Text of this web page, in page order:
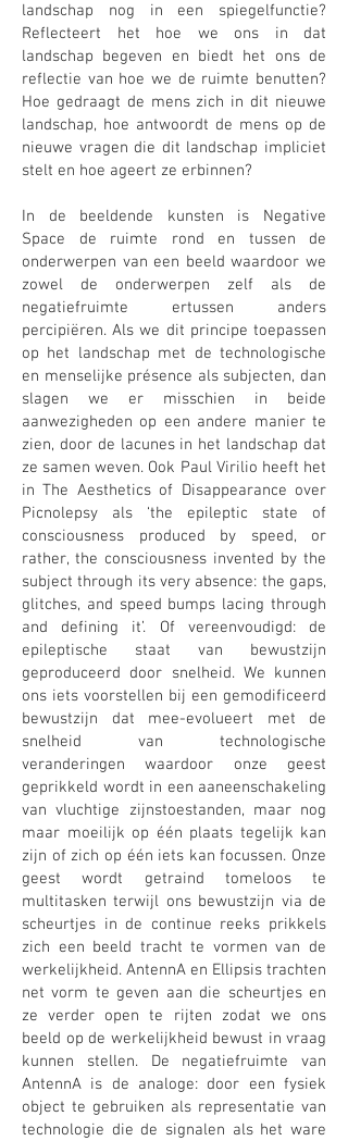
landschap nog in een spiegelfunctie?
Reflecteert het hoe we ons in dat
landschap begeven en biedt het ons de
reflectie van hoe we de ruimte benutten?
Hoe gedraagt de mens zich in dit nieuwe
landschap, hoe antwoordt de mens op de
nieuwe vragen die dit landschap impliciet
stelt en hoe ageert ze erbinnen?
In de beeldende kunsten is Negative
Space de ruimte rond en tussen de
onderwerpen van een beeld waardoor we
zowel de onderwerpen zelf als de
negatiefruimte ertussen anders
percipiëren. Als we dit principe toepassen
op het landschap met de technologische
en menselijke présence als subjecten, dan
slagen we er misschien in beide
aanwezigheden op een andere manier te
zien, door de lacunes in het landschap dat
ze samen weven. Ook Paul Virilio heeft het
in The Aesthetics of Disappearance over
Picnolepsy als ‘the epileptic state of
consciousness produced by speed, or
rather, the consciousness invented by the
subject through its very absence: the gaps,
glitches, and speed bumps lacing through
and defining it’. Of vereenvoudigd: de
epileptische staat van bewustzijn
geproduceerd door snelheid. We kunnen
ons iets voorstellen bij een gemodificeerd
bewustzijn dat mee-evolueert met de
snelheid van technologische
veranderingen waardoor onze geest
geprikkeld wordt in een aaneenschakeling
van vluchtige zijnstoestanden, maar nog
maar moeilijk op één plaats tegelijk kan
zijn of zich op één iets kan focussen. Onze
geest wordt getraind tomeloos te
multitasken terwijl ons bewustzijn via de
scheurtjes in de continue reeks prikkels
zich een beeld tracht te vormen van de
werkelijkheid. AntennA en Ellipsis trachten
net vorm te geven aan die scheurtjes en
ze verder open te rijten zodat we ons
beeld op de werkelijkheid bewust in vraag
kunnen stellen. De negatiefruimte van
AntennA is de analoge: door een fysiek
object te gebruiken als representatie van
technologie die de signalen als het ware